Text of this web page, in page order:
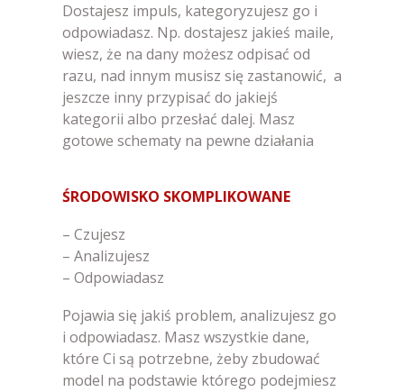
Dostajesz impuls, kategoryzujesz go i
odpowiadasz. Np. dostajesz jakieś maile,
wiesz, że na dany możesz odpisać od
razu, nad innym musisz się zastanowić, a
jeszcze inny przypisać do jakiejś
kategorii albo przesłać dalej. Masz
gotowe schematy na pewne działania
ŚRODOWISKO SKOMPLIKOWANE
– Czujesz
– Analizujesz
– Odpowiadasz
Pojawia się jakiś problem, analizujesz go
i odpowiadasz. Masz wszystkie dane,
które Ci są potrzebne, żeby zbudować
model na podstawie którego podejmiesz